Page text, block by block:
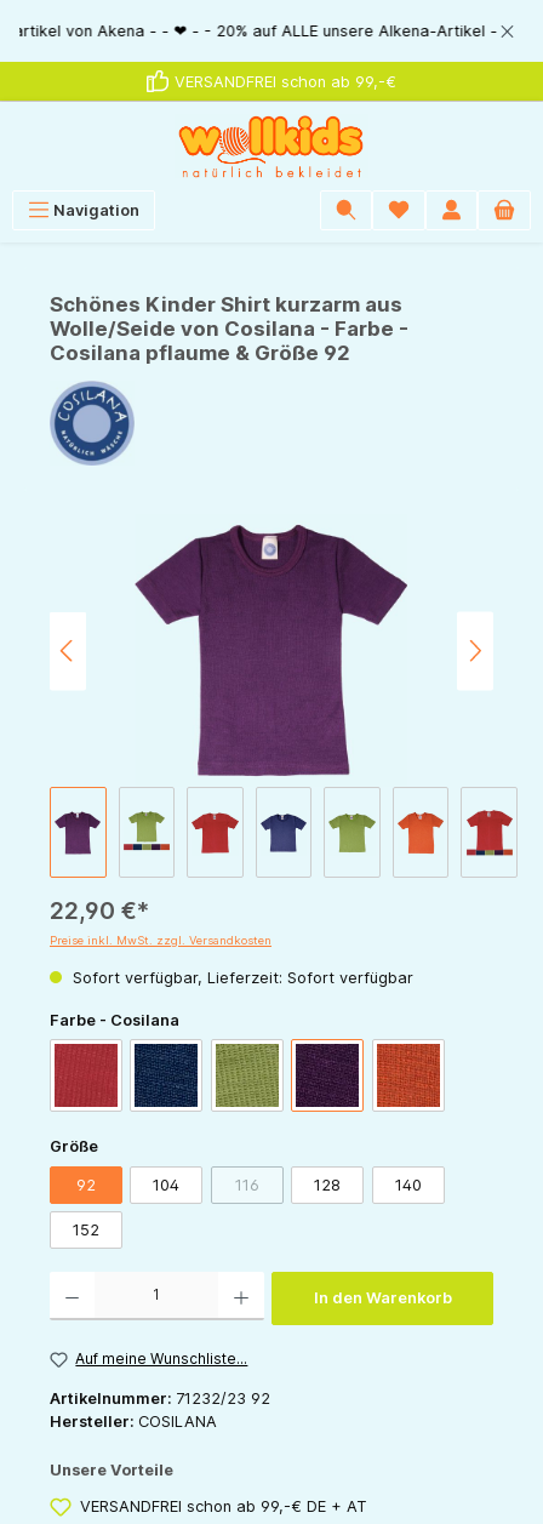
springen
Akena - - ❤ - - 20% auf ALLE unsere Alkena-Artikel - - ❤ - -
VERSANDFREI schon ab 99,-€
Navigation
Schönes Kinder Shirt kurzarm aus
Wolle/Seide von Cosilana - Farbe -
Cosilana pflaume & Größe 92
Bildergalerie überspringen
22,90 €*
Preise inkl. MwSt. zzgl. Versandkosten
Sofort verfügbar, Lieferzeit: Sofort verfügbar
Farbe - Cosilana
marine grün pflaume orange
Größeauswählen
92 104 116(Diese Option ist zurzeit nicht verfügbar.)
128 140
152
In den Warenkorb
Auf meine Wunschliste...
Artikelnummer: 71232/23 92
Hersteller: COSILANA
Unsere Vorteile
VERSANDFREI schon ab 99,-€ DE + AT